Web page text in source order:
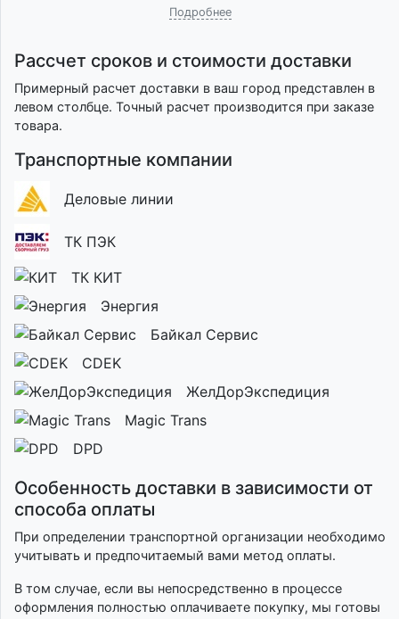
Подробнее
Рассчет сроков и стоимости доставки
Примерный расчет доставки в ваш город представлен в
левом столбце. Точный расчет производится при заказе
товара.
Транспортные компании
Деловые линии
ТК ПЭК
ТК КИТ
Энергия
Байкал Сервис
CDEK
ЖелДорЭкспедиция
Magic Trans
DPD
Особенность доставки в зависимости от
способа оплаты
При определении транспортной организации необходимо
учитывать и предпочитаемый вами метод оплаты.
В том случае, если вы непосредственно в процессе
оформления полностью оплачиваете покупку, мы готовы